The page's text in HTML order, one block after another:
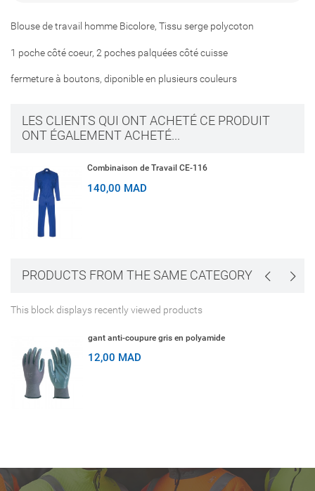
Blouse de travail homme Bicolore, Tissu serge polycoton
1 poche côté coeur, 2 poches palquées côté cuisse
fermeture à boutons, diponible en plusieurs couleurs
LES CLIENTS QUI ONT ACHETÉ CE PRODUIT
ONT ÉGALEMENT ACHETÉ...
Combinaison de Travail CE-116
140,00 MAD
PRODUCTS FROM THE SAME CATEGORY
This block displays recently viewed products
gant anti-coupure gris en polyamide
12,00 MAD